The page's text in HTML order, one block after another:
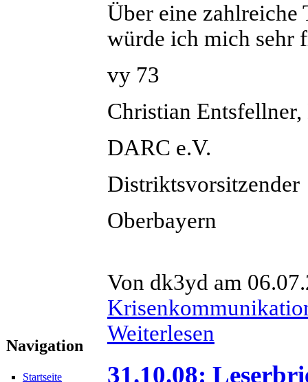
Navigation
Startseite
Über eine zahlreiche
würde ich mich sehr
vy 73
Christian
DARC e.V.
Distriktsvorsitzender
Oberbayern
Von dk3yd am
Weiterlesen
31.10.08: